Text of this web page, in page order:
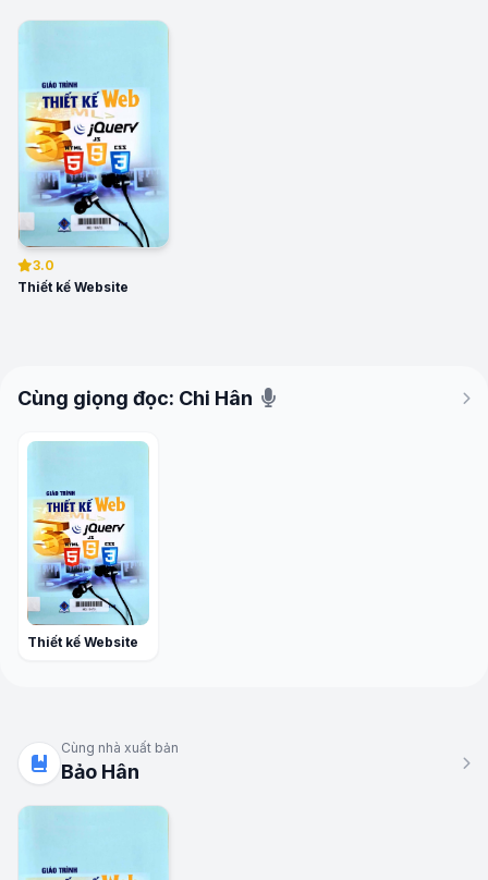
3.0
Thiết kế Website
Cùng giọng đọc: Chi Hân
Thiết kế Website
Cùng nhà xuất bản
Bảo Hân